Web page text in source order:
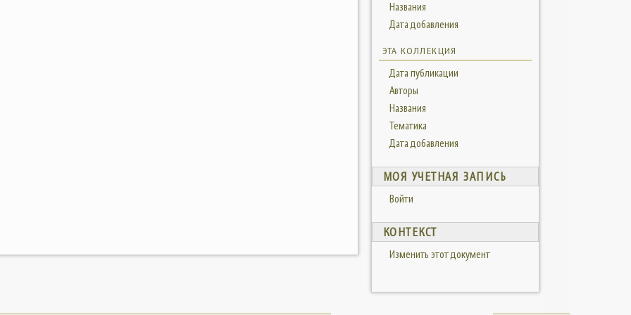
Названия
Дата добавления
ЭТА КОЛЛЕКЦИЯ
Дата публикации
Авторы
Названия
Тематика
Дата добавления
МОЯ УЧЕТНАЯ ЗАПИСЬ
Войти
КОНТЕКСТ
Изменить этот документ